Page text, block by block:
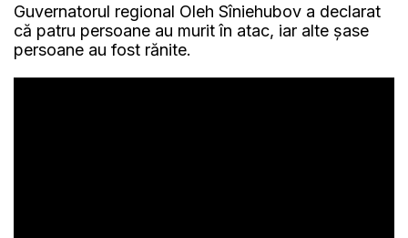
Guvernatorul regional Oleh Sîniehubov a declarat
că patru persoane au murit în atac, iar alte şase
persoane au fost rănite.